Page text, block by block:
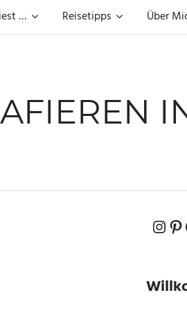
… Reisetipps Über